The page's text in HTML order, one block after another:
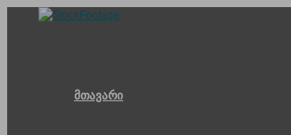
მთავარი